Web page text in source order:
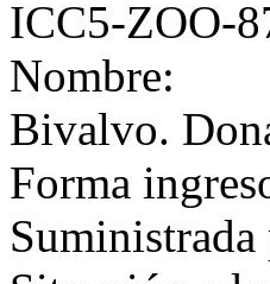
ICC5-ZOO-
Nombre:
Bivalvo.
Forma